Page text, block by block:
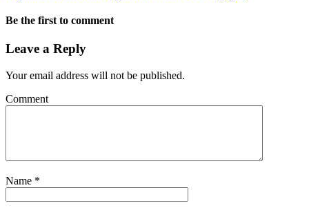
Be the first to comment
Leave a Reply
Your email address will not be published.
Comment
Name *